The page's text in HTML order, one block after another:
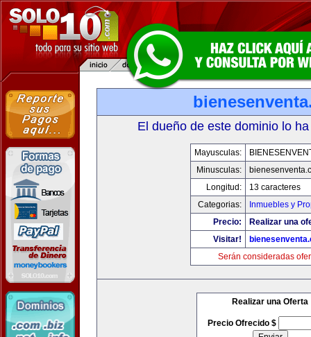
El dueño de este dominio lo
Mayusculas:
Minusculas:
Longitud:
13 caracteres
Categorias:
Inmuebles y
Precio:
Realizar una
Visitar!
Serán consideradas
Realizar una Oferta
Precio Ofrecido $